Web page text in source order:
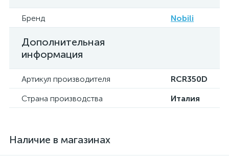
Бренд Nobili
Дополнительная
информация
Артикул производителя
RCR350D
Страна производства
Италия
Наличие в магазинах